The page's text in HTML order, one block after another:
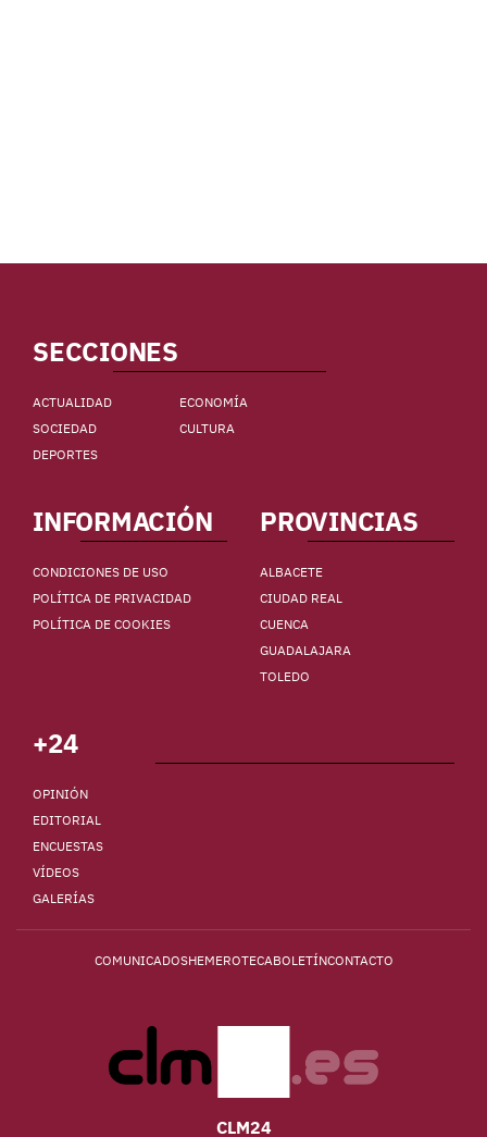
SECCIONES
ACTUALIDAD
ECONOMÍA
SOCIEDAD
CULTURA
DEPORTES
INFORMACIÓN
CONDICIONES DE USO
POLÍTICA DE PRIVACIDAD
POLÍTICA DE COOKIES
PROVINCIAS
ALBACETE
CIUDAD REAL
CUENCA
GUADALAJARA
TOLEDO
+24
OPINIÓN
EDITORIAL
ENCUESTAS
VÍDEOS
GALERÍAS
COMUNICADOSHEMEROTECABOLETÍNCONTACTO
CLM24